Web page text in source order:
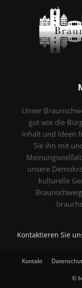
Unser
gut wie die
Inhalt und Ideen
Sie ihn mit
unsere
kulturelle
Kontaktieren Sie
Kontakt
©